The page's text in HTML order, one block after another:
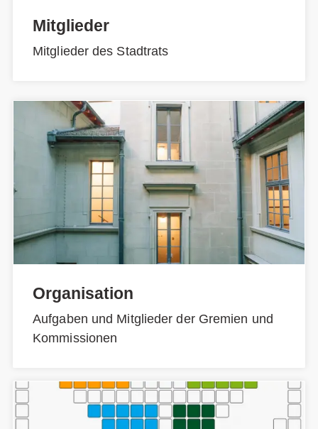
Mitglieder
Mitglieder des Stadtrats
Organisation
Aufgaben und Mitglieder der Gremien und
Kommissionen